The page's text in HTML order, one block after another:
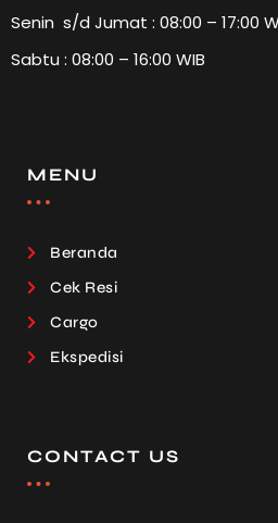
Senin s/d Jumat : 08:00 – 17:00
Sabtu : 08:00 – 16:00 WIB
MENU
Beranda
Cek Resi
Cargo
Ekspedisi
CONTACT US